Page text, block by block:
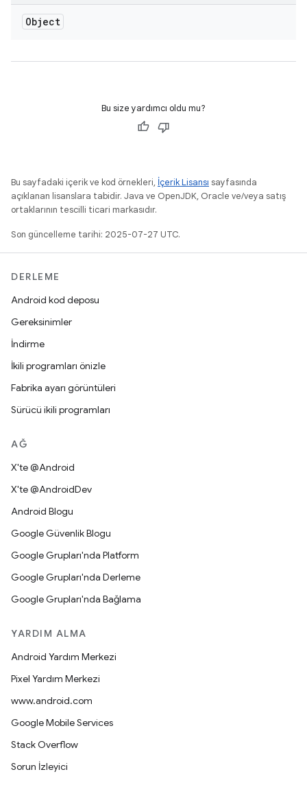
Object
Bu size yardımcı oldu mu?
Bu sayfadaki içerik ve kod örnekleri, İçerik Lisansı sayfasında
açıklanan lisanslara tabidir. Java ve OpenJDK, Oracle ve/veya satış
ortaklarının tescilli ticari markasıdır.
Son güncelleme tarihi: 2025-07-27 UTC.
DERLEME
Android kod deposu
Gereksinimler
İndirme
İkili programları önizle
Fabrika ayarı görüntüleri
Sürücü ikili programları
AĞ
X'te @Android
X'te @AndroidDev
Android Blogu
Google Güvenlik Blogu
Google Grupları'nda Platform
Google Grupları'nda Derleme
Google Grupları'nda Bağlama
YARDIM ALMA
Android Yardım Merkezi
Pixel Yardım Merkezi
www.android.com
Google Mobile Services
Stack Overflow
Sorun İzleyici